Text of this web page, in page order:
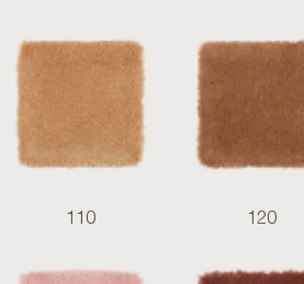
110 120